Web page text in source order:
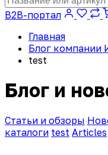
B2B-портал
Главная
Блог компании
test
Блог и
Статьи и обзоры
каталоги test Articles